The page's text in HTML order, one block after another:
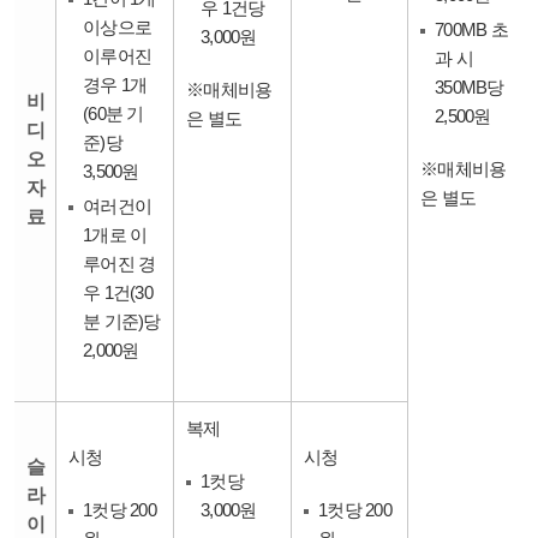
우 1건당
3,000원
※매체비용
은 별도
700MB 초
과 시
350MB당
2,500원
※매체비용
은 별도
비
디
오
자
료
이상으로
이루어진
경우 1개
(60분 기
준)당
3,500원
여러건이
1개로 이
루어진 경
우 1건(30
분 기준)당
2,000원
슬
라
이
시청
1컷당 200
복제
1컷당
3,000원
시청
1컷당 200